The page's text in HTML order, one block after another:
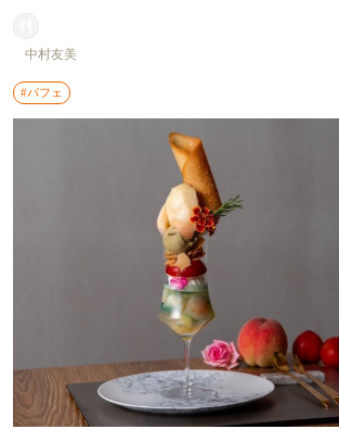
中村友美
#パフェ